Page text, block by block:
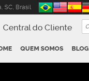
, SC, Brasil
Central do Cliente
BLOG
QUEM SOMOS